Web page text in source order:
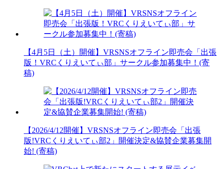
【4月5日（土）開催】VRSNSオフライン即売会「出張
版！VRCくりえいてぃ部」サークル参加募集中！(寄
稿)
【2026/4/12開催】VRSNSオフライン即売会「出張
版!VRCくりえいてぃ部2」開催決定&協賛企業募集開
始! (寄稿)